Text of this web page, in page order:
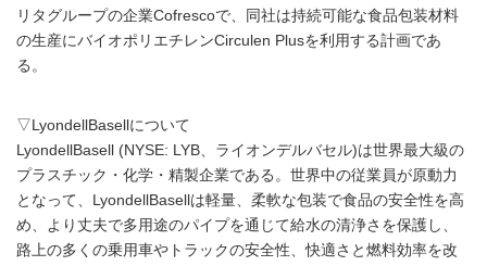
リタグループの企業Cofrescoで、同社は持続可能な食品包装材料
の生産にバイオポリエチレンCirculen Plusを利用する計画であ
る。
▽LyondellBasellについて
LyondellBasell (NYSE: LYB、ライオンデルバセル)は世界最大級の
プラスチック・化学・精製企業である。世界中の従業員が原動力
となって、LyondellBasellは軽量、柔軟な包装で食品の安全性を高
め、より丈夫で多用途のパイプを通じて給水の清浄さを保護し、
路上の多くの乗用車やトラックの安全性、快適さと燃料効率を改